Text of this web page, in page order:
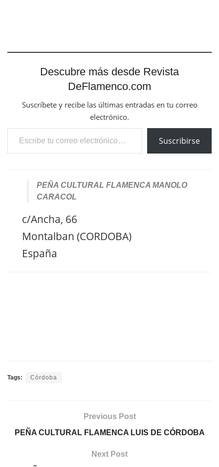
Descubre más desde Revista
DeFlamenco.com
Suscríbete y recibe las últimas entradas en tu correo
electrónico.
Escribe tu correo electrónico…
Suscribirse
PEÑA CULTURAL FLAMENCA MANOLO
CARACOL
c/Ancha, 66
Montalban (CORDOBA)
España
Tags: Córdoba
Previous Post
PEÑA CULTURAL FLAMENCA LUIS DE CÓRDOBA
Next Post